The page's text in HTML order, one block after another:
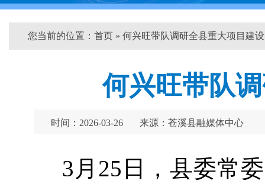
您当前的位置： 首页 » 何兴旺带队调研全县重大项目建
何兴旺带队
时间：2026-03-26 来源：苍溪县融媒体中心
3月25日，县委常